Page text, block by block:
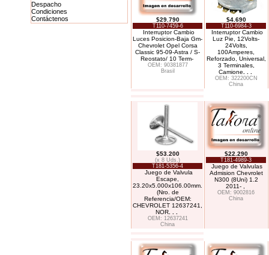
Despacho
Condiciones
Contáctenos
$29.790
T110-7459-6
Interruptor Cambio
Luces Posicion-Baja Gm-
Chevrolet Opel Corsa
Classic 95-09-Astra / S-
Reostato/ 10 Term-
OEM: 90381877
Brasil
$4.690
T110-6984-3
Interruptor Cambio
Luz Pie, 12Volts-
24Volts,
100Amperes,
Reforzado, Universal,
3 Terminales,
Camione
OEM: 322200CN
China
$53.200
(x 8 Uds.)
T181-5356-4
Juego de Valvula
Escape,
23.20x5.000x106.00mm.
(Nro. de
Referencia/OEM:
CHEVROLET 12637241,
NOR
OEM: 12637241
China
$22.290
T181-4989-3
Juego de Valvulas
Admision Chevrolet
N300 (8Uni) 1.2
2011- ,
OEM: 9002816
China